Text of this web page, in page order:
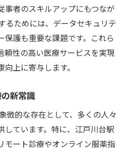
事者のスキルアップにもつなが
るためには、データセキュリテ
保護も重要な課題です。これら
頼性の高い医療サービスを実現
上に寄与します。
新常識
徴的な存在として、多くの人々
しています。特に、江戸川台駅
モート診療やオンライン服薬指